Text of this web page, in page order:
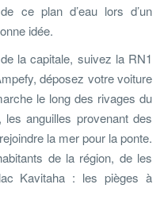
ce plan d’eau lors d’un
idée.
la capitale, suivez la RN1
déposez votre voiture
le long des rivages du
anguilles provenant des
la mer pour la ponte.
de la région, de les
Kavitaha : les pièges à